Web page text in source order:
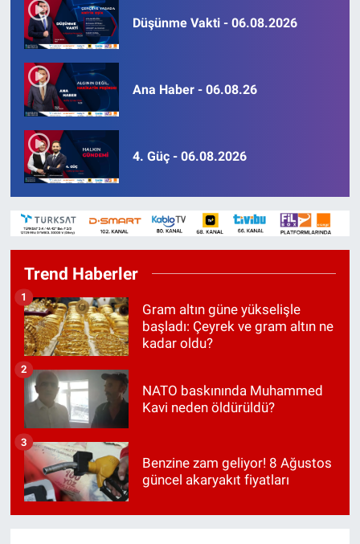
Düşünme Vakti - 06.08.2026
Ana Haber - 06.08.26
4. Güç - 06.08.2026
Trend Haberler
Gram altın güne yükselişle
başladı: Çeyrek ve gram altın ne
kadar oldu?
1
NATO baskınında Muhammed
Kavi neden öldürüldü?
2
Benzine zam geliyor! 8 Ağustos
güncel akaryakıt fiyatları
3